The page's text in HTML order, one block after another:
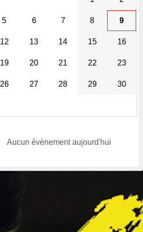
5 6 7 8 9
12 13 14 15 16
19 20 21 22 23
26 27 28 29 30
Aucun évènement aujourd'hui